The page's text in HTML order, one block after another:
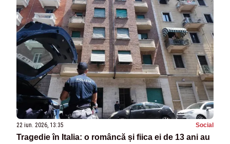
22 iun. 2026, 13:35 Social
Tragedie în Italia: o româncă și fiica ei de 13 ani au